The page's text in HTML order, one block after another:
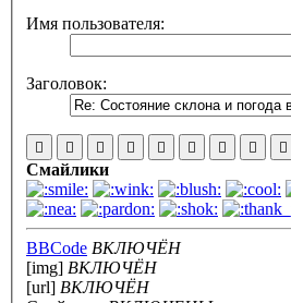
Имя пользователя:
Заголовок:
Смайлики
BBCode ВКЛЮЧЁН
[img] ВКЛЮЧЁН
[url] ВКЛЮЧЁН